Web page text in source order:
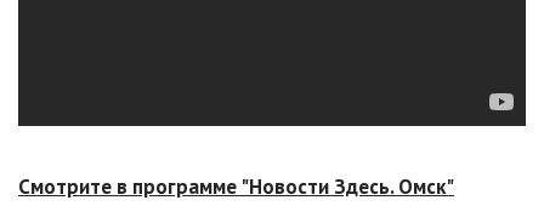
Смотрите в программе "Новости Здесь. Омск"